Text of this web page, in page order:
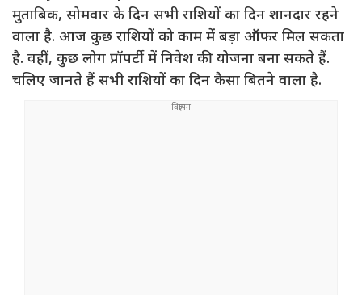
मुताबिक, सोमवार के दिन सभी राशियों का दिन शानदार रहने
वाला है. आज कुछ राशियों को काम में बड़ा ऑफर मिल सकता
है. वहीं, कुछ लोग प्रॉपर्टी में निवेश की योजना बना सकते हैं.
चलिए जानते हैं सभी राशियों का दिन कैसा बितने वाला है.